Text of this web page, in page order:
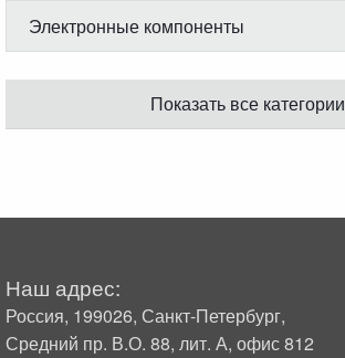
Электронные компоненты
Показать все категории
Наш адрес:
Россия, 199026, Санкт-Петербург,
Средний пр. В.О. 88, лит. А, офис 812